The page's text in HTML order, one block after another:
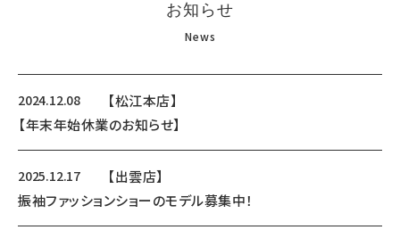
お知らせ
News
2024.12.08
【松江本店】
【年末年始休業のお知らせ】
2025.12.17
【出雲店】
振袖ファッションショーのモデル募集中！